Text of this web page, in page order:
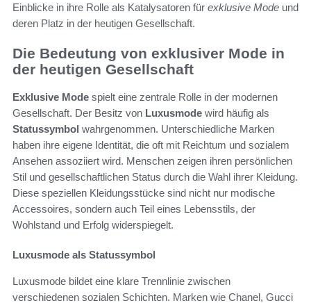
Einblicke in ihre Rolle als Katalysatoren für exklusive Mode und
deren Platz in der heutigen Gesellschaft.
Die Bedeutung von exklusiver Mode in
der heutigen Gesellschaft
Exklusive Mode spielt eine zentrale Rolle in der modernen
Gesellschaft. Der Besitz von Luxusmode wird häufig als
Statussymbol wahrgenommen. Unterschiedliche Marken
haben ihre eigene Identität, die oft mit Reichtum und sozialem
Ansehen assoziiert wird. Menschen zeigen ihren persönlichen
Stil und gesellschaftlichen Status durch die Wahl ihrer Kleidung.
Diese speziellen Kleidungsstücke sind nicht nur modische
Accessoires, sondern auch Teil eines Lebensstils, der
Wohlstand und Erfolg widerspiegelt.
Luxusmode als Statussymbol
Luxusmode bildet eine klare Trennlinie zwischen
verschiedenen sozialen Schichten. Marken wie Chanel, Gucci